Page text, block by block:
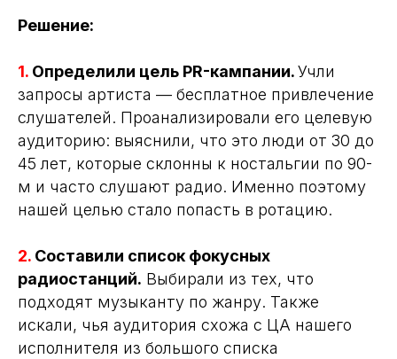
Решение:
1. Определили цель PR-кампании.Учли
запросы артиста — бесплатное привлечение
слушателей. Проанализировали его целевую
аудиторию: выяснили, что это люди от 30 до
45 лет, которые склонны к ностальгии по 90-
м и часто слушают радио. Именно поэтому
нашей целью стало попасть в ротацию.
2. Составили список фокусных
радиостанций. Выбирали из тех, что
подходят музыканту по жанру. Также
искали, чья аудитория схожа с ЦА нашего
исполнителя из большого списка